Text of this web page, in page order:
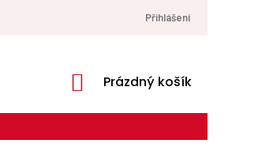
Přihlášení
NÁKUPNÍ
Prázdný košík